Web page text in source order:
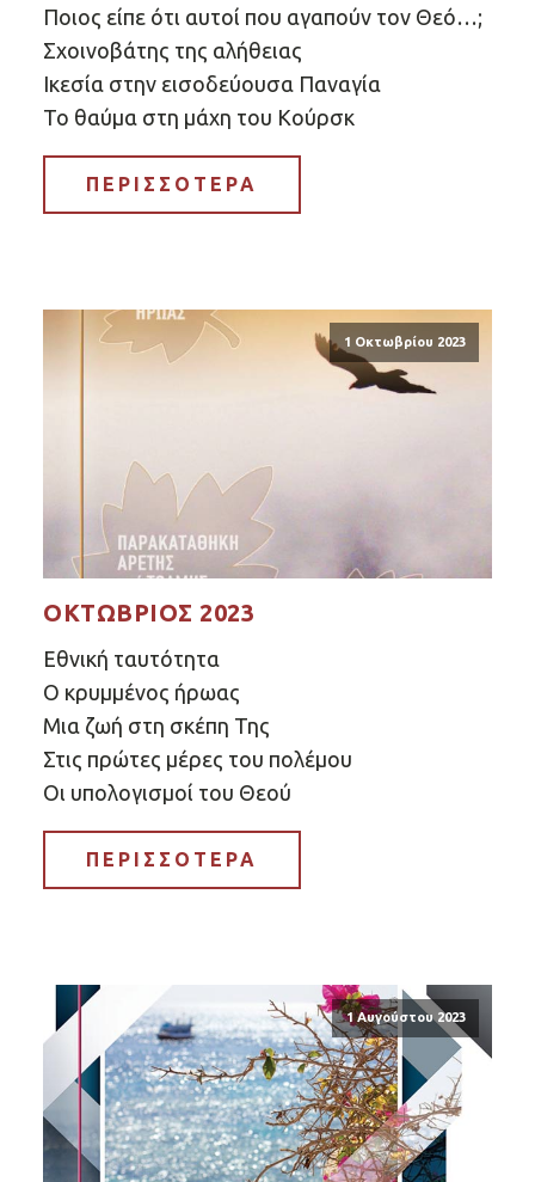
Ποιος είπε ότι αυτοί που αγαπούν τον Θεό…;
Σχοινοβάτης της αλήθειας
Ικεσία στην εισοδεύουσα Παναγία
Το θαύμα στη μάχη του Κούρσκ
ΠΕΡΙΣΣΟΤΕΡΑ
1 Οκτωβρίου 2023
ΟΚΤΏΒΡΙΟΣ 2023
Εθνική ταυτότητα
Ο κρυμμένος ήρωας
Μια ζωή στη σκέπη Της
Στις πρώτες μέρες του πολέμου
Οι υπολογισμοί του Θεού
ΠΕΡΙΣΣΟΤΕΡΑ
1 Αυγούστου 2023